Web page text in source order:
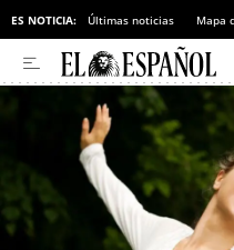
ES NOTICIA: Últimas noticias Mapa